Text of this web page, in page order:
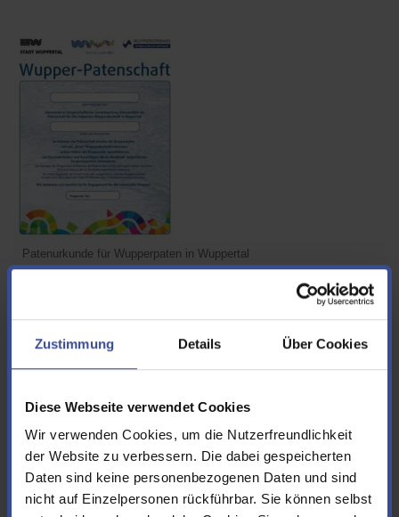
Zustimmung Details Über Cookies
Diese Webseite verwendet Cookies
Wir verwenden Cookies, um die Nutzerfreundlichkeit
der Website zu verbessern. Die dabei gespeicherten
Daten sind keine personenbezogenen Daten und sind
nicht auf Einzelpersonen rückführbar. Sie können selbst
Patenurkunde für Wupperpaten in Wuppertal
sein. Sie übernehmen in bürgerschaftlicher Verantwortung
ehrenamtlich die Patenschaft für einen Wupperabschnitt.
sensibilisieren andere Bürger dafür, dass die Wupper sich zur
schützen ist.
Die Wupperpaten geben ein positives Vorbild und tragen dazu
bei, dass ihr Wupperabschnitt ein Aushängeschild für den
jeweiligen Stadtteil ist.